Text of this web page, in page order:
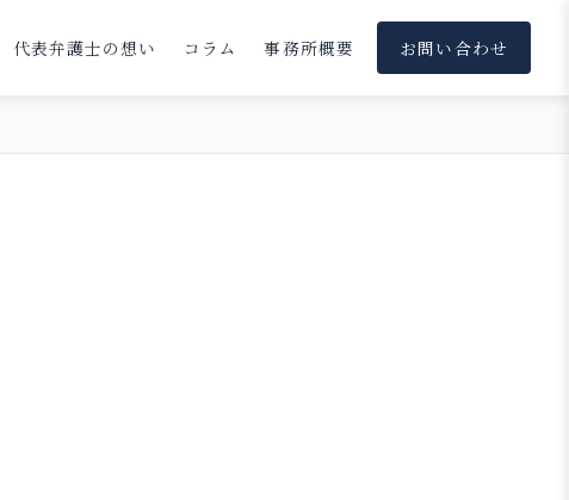
代表弁護士の想い コラム 事務所概要 お問い合わせ